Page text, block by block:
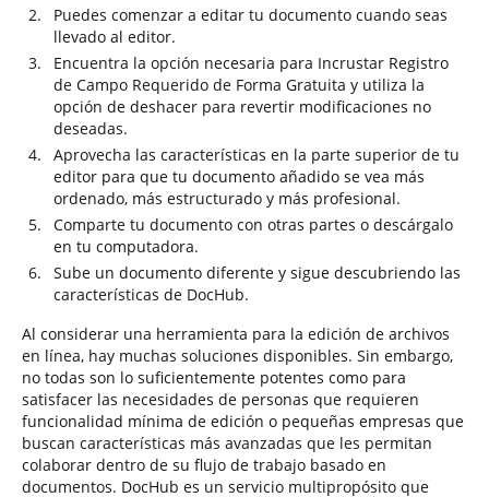
Puedes comenzar a editar tu documento cuando seas
llevado al editor.
Encuentra la opción necesaria para Incrustar Registro
de Campo Requerido de Forma Gratuita y utiliza la
opción de deshacer para revertir modificaciones no
deseadas.
Aprovecha las características en la parte superior de tu
editor para que tu documento añadido se vea más
ordenado, más estructurado y más profesional.
Comparte tu documento con otras partes o descárgalo
en tu computadora.
Sube un documento diferente y sigue descubriendo las
características de DocHub.
Al considerar una herramienta para la edición de archivos
en línea, hay muchas soluciones disponibles. Sin embargo,
no todas son lo suficientemente potentes como para
satisfacer las necesidades de personas que requieren
funcionalidad mínima de edición o pequeñas empresas que
buscan características más avanzadas que les permitan
colaborar dentro de su flujo de trabajo basado en
documentos. DocHub es un servicio multipropósito que